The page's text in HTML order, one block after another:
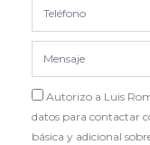
Autorizo a Luis
datos para contactar
básica y adicional